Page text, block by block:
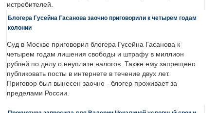
истребителей.
Блогера Гусейна Гасанова заочно приговорили к четырем годам
колонии
Суд в Москве приговорил блогера Гусейна Гасанова к
четырем годам лишения свободы и штрафу в миллион
рублей по делу о неуплате налогов. Также ему запрещено
публиковать посты в интернете в течение двух лет.
Приговор был вынесен заочно - блогер проживает за
пределами России.